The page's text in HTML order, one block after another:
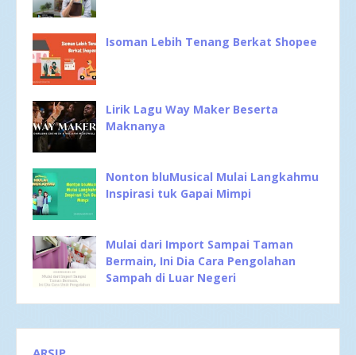
Isoman Lebih Tenang Berkat Shopee
Lirik Lagu Way Maker Beserta
Maknanya
Nonton bluMusical Mulai Langkahmu
Inspirasi tuk Gapai Mimpi
Mulai dari Import Sampai Taman
Bermain, Ini Dia Cara Pengolahan
Sampah di Luar Negeri